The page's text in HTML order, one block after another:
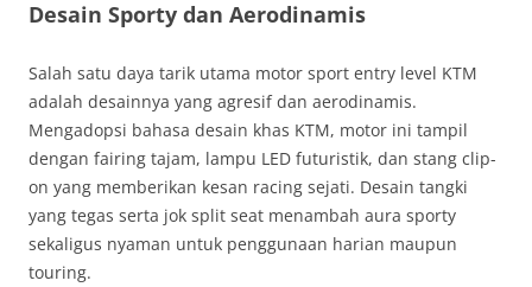
Desain Sporty dan Aerodinamis
Salah satu daya tarik utama motor sport entry level KTM
adalah desainnya yang agresif dan aerodinamis.
Mengadopsi bahasa desain khas KTM, motor ini tampil
dengan fairing tajam, lampu LED futuristik, dan stang clip-
on yang memberikan kesan racing sejati. Desain tangki
yang tegas serta jok split seat menambah aura sporty
sekaligus nyaman untuk penggunaan harian maupun
touring.